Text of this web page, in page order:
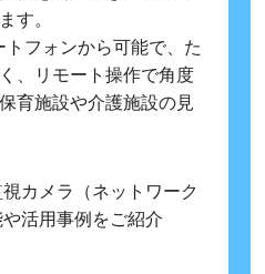
す。
フォンから可能で、た
、リモート操作で角度
育施設や介護施設の見
カメラ（ネットワーク
活用事例をご紹介